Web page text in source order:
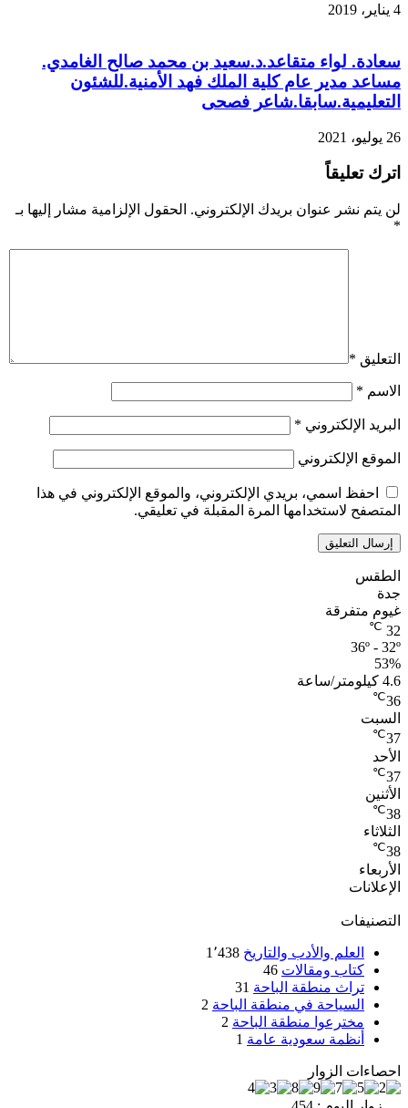
4 يناير، 2019
سعادة. لواء متقاعد.د.سعيد بن محمد صالح الغامدي.
مساعد مدير عام كلية الملك فهد الأمنية.للشئون
التعليمية.سابقا.شاعر فصحى
26 يوليو، 2021
اترك تعليقاً
لن يتم نشر عنوان بريدك الإلكتروني. الحقول الإلزامية مشار إليها بـ
*
التعليق *
الاسم *
البريد الإلكتروني *
الموقع الإلكتروني
احفظ اسمي، بريدي الإلكتروني، والموقع الإلكتروني في هذا
المتصفح لاستخدامها المرة المقبلة في تعليقي.
الطقس
جدة
غيوم متفرقة
32
℃
36º - 32º
53%
4.6 كيلومتر/ساعة
36
℃
السبت
37
℃
الأحد
37
℃
الأثنين
38
℃
الثلاثاء
38
℃
الأربعاء
الإعلانات
التصنيفات
العلم والأدب والتاريخ 1٬438
كتاب ومقالات 46
تراث منطقة الباحة 31
السياحة في منطقة الباحة 2
مخترعوا منطقة الباحة 2
أنظمة سعودية عامة 1
احصاءات الزوار